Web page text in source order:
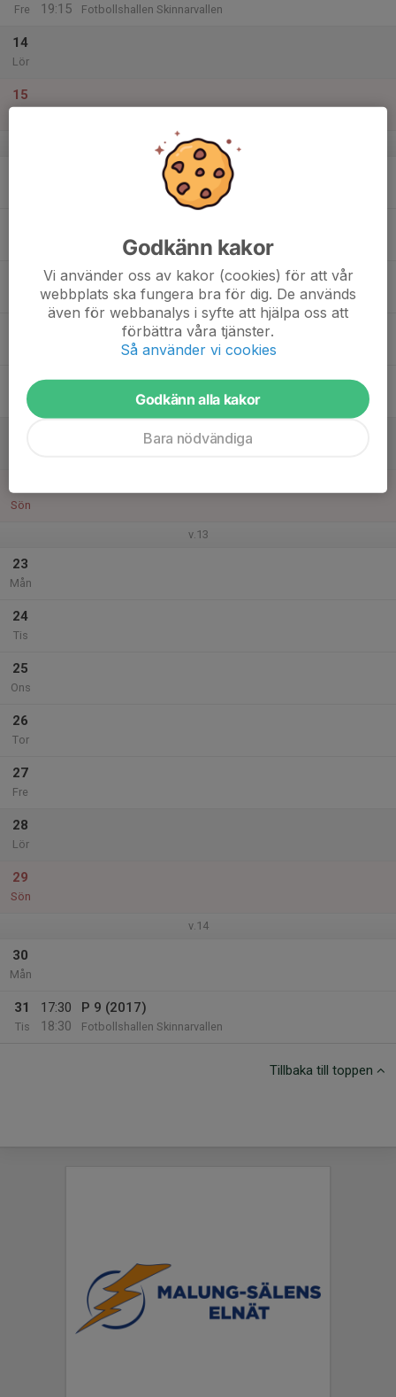
Fre
19:15
Fotbollshallen Skinnarvallen
14
Lör
15
v.12
Fotbollshallen Skinnarvallen
Fre
Sön
v.13
23
Mån
24
Tis
25
Ons
26
Tor
27
Fre
28
Lör
29
Sön
v.14
30
Mån
31
Tis
17:30
18:30
P 9 (2017)
Fotbollshallen Skinnarvallen
Tillbaka till toppen
Godkänn kakor
Vi använder oss av kakor (cookies) för att vår
webbplats ska fungera bra för dig. De används
även för webbanalys i syfte att hjälpa oss att
förbättra våra tjänster.
Så använder vi cookies
Godkänn alla kakor
Bara nödvändiga